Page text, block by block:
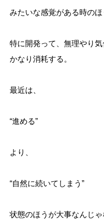
みたいな感覚がある時のほ
特に開発って、無理やり
かなり消耗する。
最近は、
“進める”
より、
“自然に続いてしまう”
状態のほうが大事なんじゃ